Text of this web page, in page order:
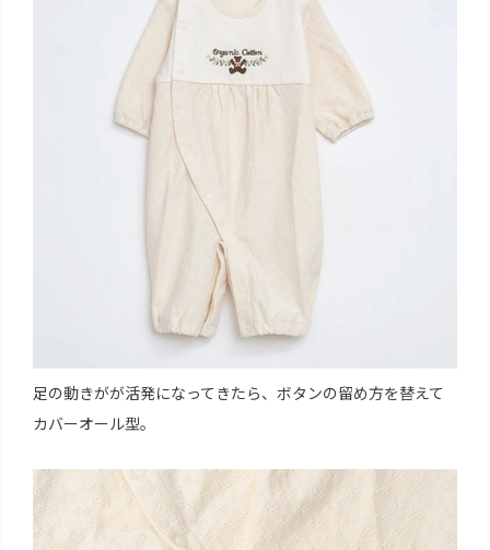
足の動きがが活発になってきたら、ボタンの留め方を替えて
カバーオール型。